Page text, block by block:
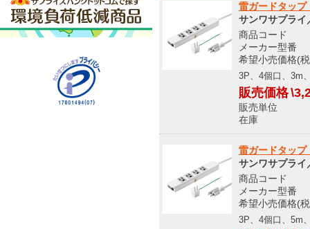
雷ガードタッ
サンワサプライ
商品コード
メーカー型
希望小売価格(
3P、4個口、3m
販売価格
販売単
在庫 メ
雷ガードタッ
サンワサプライ
商品コード
メーカー型
希望小売価格(
3P、4個口、5m